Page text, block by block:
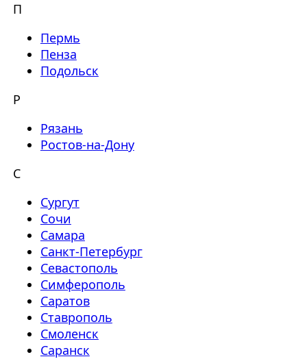
П
Пермь
Пенза
Подольск
Р
Рязань
Ростов-на-Дону
С
Сургут
Сочи
Самара
Санкт-Петербург
Севастополь
Симферополь
Саратов
Ставрополь
Смоленск
Саранск